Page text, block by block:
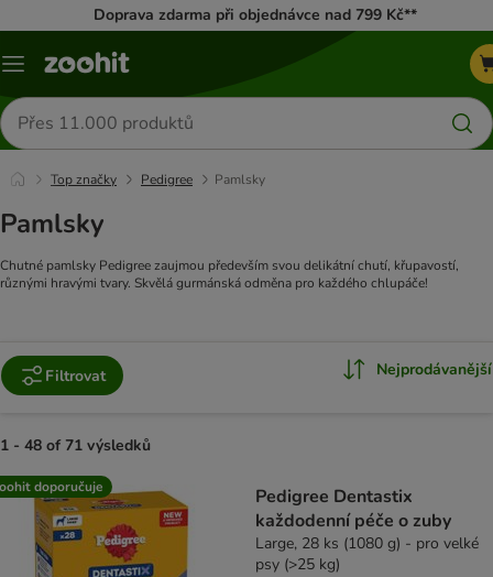
Doprava zdarma při objednávce nad 799 Kč**
Menu
Hledat
produkty
Top značky Pedigree Pamlsky
Pamlsky
Chutné pamlsky Pedigree zaujmou především svou delikátní chutí, křupavostí,
různými hravými tvary. Skvělá gurmánská odměna pro každého chlupáče!
Filtrovat Nejprodávanější
1 - 48 of 71 výsledků
product items have been changed
doporučuje
Pedigree Dentastix
každodenní péče o zuby
Large, 28 ks (1080 g) - pro velké
psy (>25 kg)